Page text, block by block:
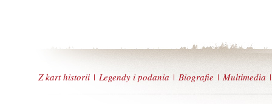
Z kart historii | Legendy i podania | Biografie | Multimedia |